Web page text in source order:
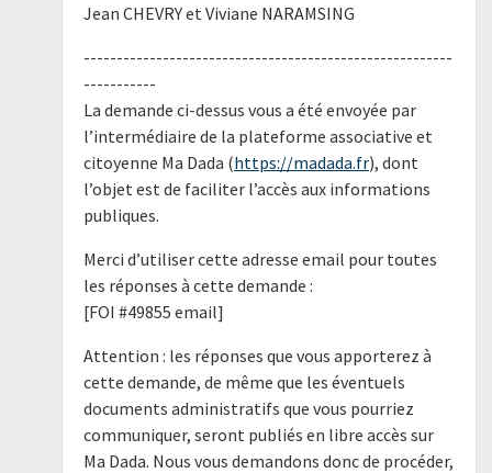
Jean CHEVRY et Viviane NARAMSING
--------------------------------------------------------
-----------
La demande ci-dessus vous a été envoyée par
l’intermédiaire de la plateforme associative et
citoyenne Ma Dada (https://madada.fr), dont
l’objet est de faciliter l’accès aux informations
publiques.
Merci d’utiliser cette adresse email pour toutes
les réponses à cette demande :
[FOI #49855 email]
Attention : les réponses que vous apporterez à
cette demande, de même que les éventuels
documents administratifs que vous pourriez
communiquer, seront publiés en libre accès sur
Ma Dada. Nous vous demandons donc de procéder,